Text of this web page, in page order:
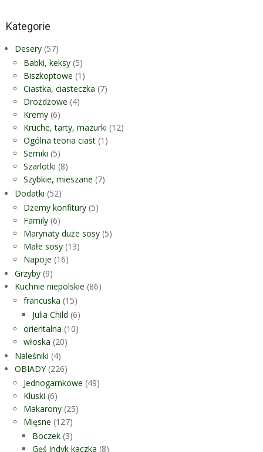
Kategorie
Desery (57)
Babki, keksy (5)
Biszkoptowe (1)
Ciastka, ciasteczka (7)
Drożdżowe (4)
Kremy (6)
Kruche, tarty, mazurki (12)
Ogólna teoria ciast (1)
Serniki (5)
Szarlotki (8)
Szybkie, mieszane (7)
Dodatki (52)
Dżemy konfitury (5)
Family (6)
Marynaty duże sosy (5)
Małe sosy (13)
Napoje (16)
Grzyby (9)
Kuchnie niepolskie (86)
francuska (15)
Julia Child (6)
orientalna (10)
włoska (20)
Naleśniki (4)
OBIADY(226)
Jednogarnkowe (49)
Kluski (6)
Makarony (25)
Mięsne (127)
Boczek (3)
Gęś indyk kaczka (8)